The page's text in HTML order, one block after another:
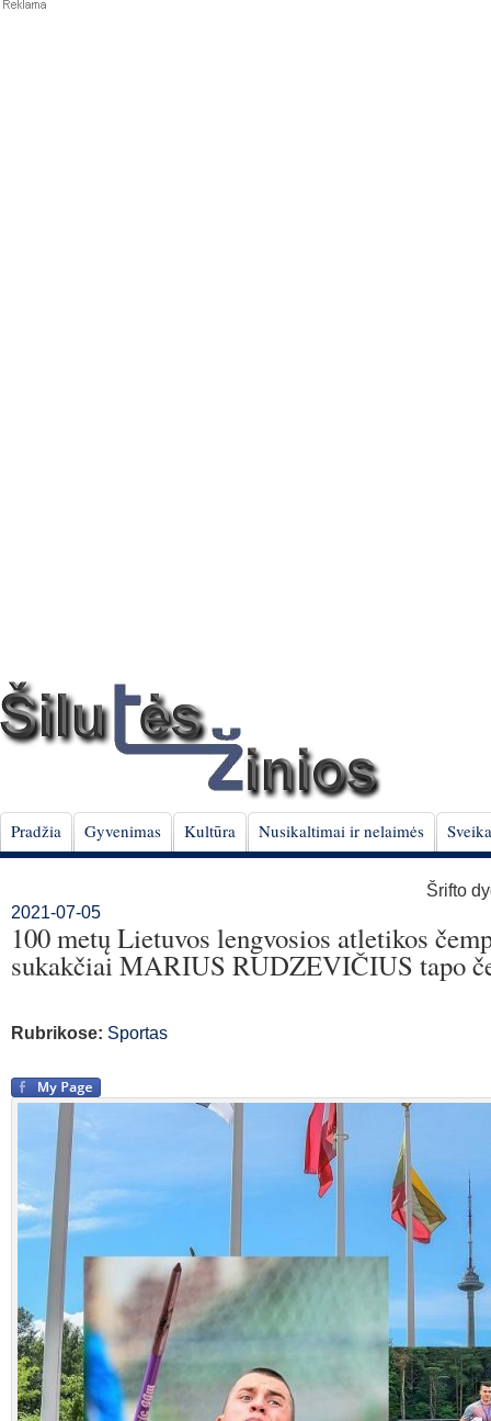
Pradžia Gyvenimas Kultūra Nusikaltimai ir nelaimės
Šrifto
2021-07-05
100 metų Lietuvos lengvosios atletikos
sukakčiai MARIUS RUDZEVIČIUS tapo
Rubrikose: Sportas